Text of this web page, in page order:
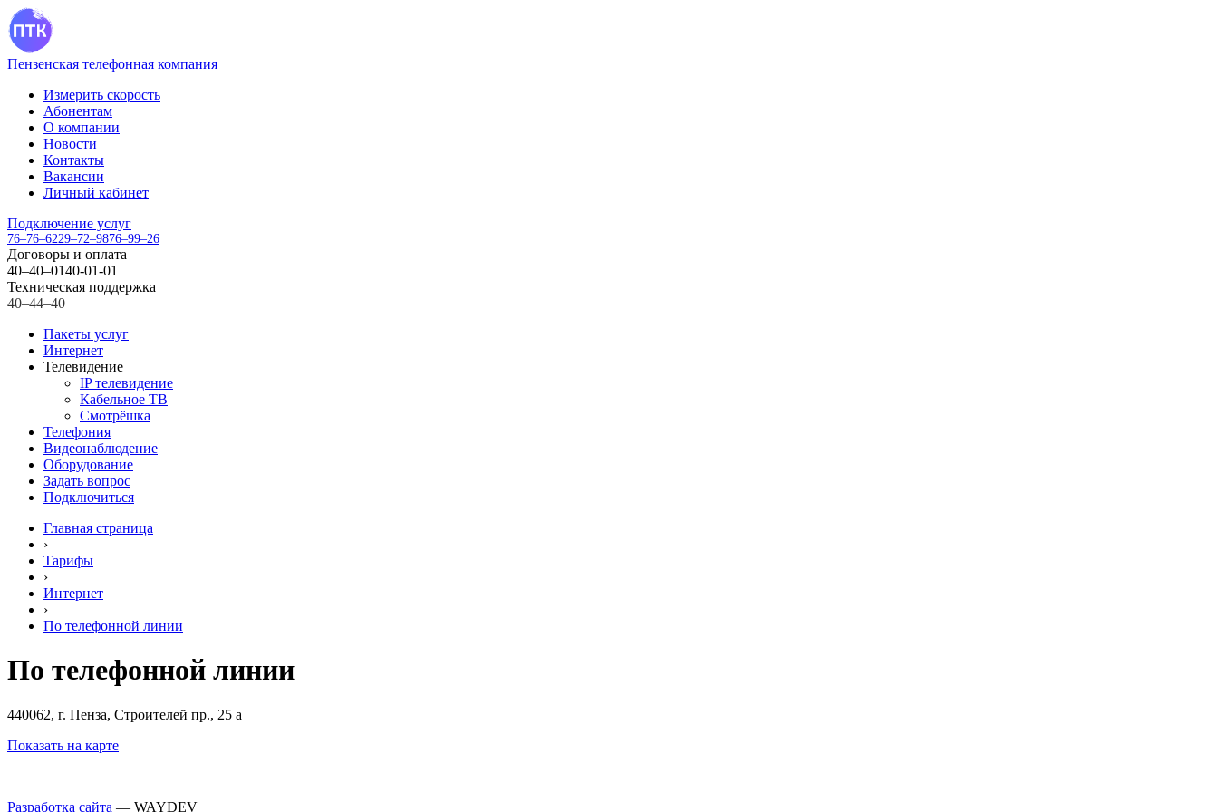
Пензенская телефонная компания
Измерить скорость
Абонентам
О компании
Новости
Контакты
Вакансии
Личный кабинет
Подключение услуг
76–76–6229–72–9876–99–26
Договоры и оплата
40–40–0140-01-01
Техническая поддержка
40–44–40
Пакеты услуг
Интернет
Телевидение
IP телевидение
Кабельное ТВ
Смотрёшка
Телефония
Видеонаблюдение
Оборудование
Задать вопрос
Подключиться
Главная страница
›
Тарифы
›
Интернет
›
По телефонной линии
По телефонной линии
440062, г. Пенза, Строителей пр., 25 а
Показать на карте
Разработка сайта — WAYDEV